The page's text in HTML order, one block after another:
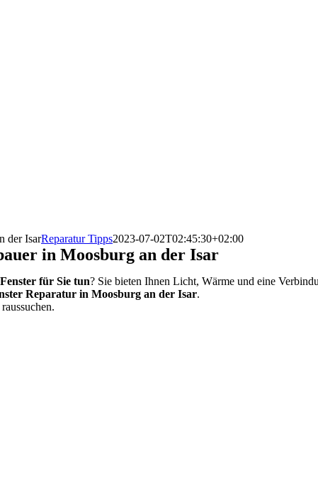
der IsarReparatur Tipps2023-07-02T02:45:30+02:00
in Moosburg an der Isar
für Sie tun? Sie bieten Ihnen Licht, Wärme und eine
Reparatur in Moosburg an der Isar.